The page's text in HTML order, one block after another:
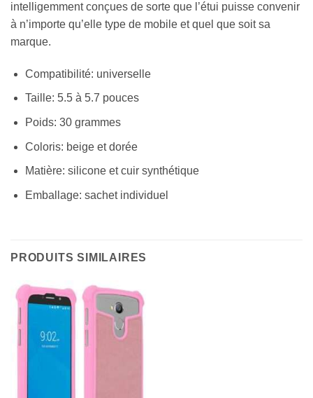
intelligemment conçues de sorte que l’étui puisse convenir
à n’importe qu’elle type de mobile et quel que soit sa
marque.
Compatibilité: universelle
Taille: 5.5 à 5.7 pouces
Poids: 30 grammes
Coloris: beige et dorée
Matière: silicone et cuir synthétique
Emballage: sachet individuel
PRODUITS SIMILAIRES